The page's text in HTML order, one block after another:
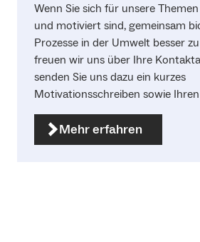
Wenn Sie sich für unsere
und motiviert sind, gemeinsam
Prozesse in der Umwelt besser
freuen wir uns über Ihre
senden Sie uns dazu ein kurzes
Motivationsschreiben sowie
Mehr erfahren